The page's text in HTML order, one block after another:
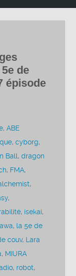
de
épisode
,ABE
,cyborg,
Ball,dragon
, FMA,
,
,
, isekai,
, la 5e de
couv, Lara
, MIURA
, robot,